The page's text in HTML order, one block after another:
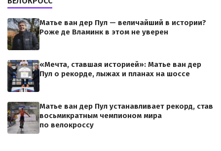
Матье ван дер Пул — величайший в истории?
Роже де Вламинк в этом не уверен
«Мечта, ставшая историей»: Матье ван дер
Пул о рекорде, лыжах и планах на шоссе
Матье ван дер Пул устанавливает рекорд, став
восьмикратным чемпионом мира
по велокроссу